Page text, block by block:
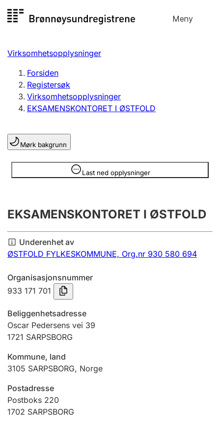
til
Meny
Registersøk
Aksjeselskap
Enkeltpersonforetak
Registrere, endre, slette
Lag og forening
Registrere, endre, slette
Årsregnskap
Innsending og forsinkelsesgebyr
Tinglysing
Jeger
Betaling og jegeravgiftskort
Ektepaktveileder
Offentlig sektor
Virksomhetsopplysninger
Forsiden
Registersøk
Virksomhetsopplysninger
EKSAMENSKONTORET I ØSTFOLD
Mørk bakgrunn
Last ned opplysninger
Opplysninger er skjult
EKSAMENSKONTORET I ØSTFOLD
Underenhet av
ØSTFOLD FYLKESKOMMUNE, Org.nr 930 580 694
Organisasjonsnummer
933 171 701
Beliggenhetsadresse
Oscar Pedersens vei 39
1721 SARPSBORG
Kommune, land
3105 SARPSBORG, Norge
Postadresse
Postboks 220
1702 SARPSBORG